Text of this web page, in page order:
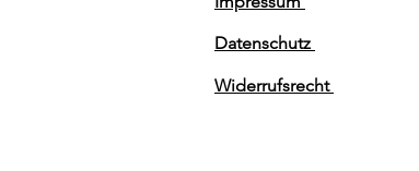
Datenschutz
Widerrufsrecht